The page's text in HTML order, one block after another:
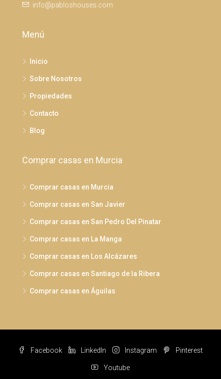
info@pabloshouses.com
Menú
Inicio
Sobre Nosotros
Propiedades
Contacto
Blog
Comprar casas en Murcia
Comprar casas en Murcia
Comprar casas en San Javier
Comprar casas en San Pedro Del Pinatar
Comprar casas en La Manga
Comprar casas en Los Alcázares
Comprar casas en Santiago de la Ribera
Comprar casas en Águilas
Facebook LinkedIn Instagram Pinterest
Youtube